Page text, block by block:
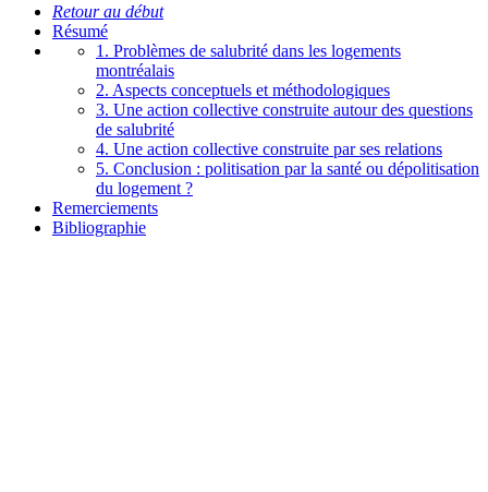
Retour au début
Résumé
1. Problèmes de salubrité dans les logements
montréalais
2. Aspects conceptuels et méthodologiques
3. Une action collective construite autour des questions
de salubrité
4. Une action collective construite par ses relations
5. Conclusion : politisation par la santé ou dépolitisation
du logement ?
Remerciements
Bibliographie